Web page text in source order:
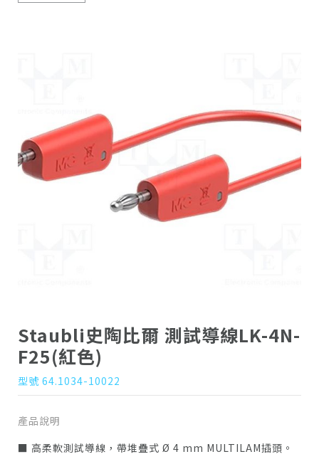
Staubli史陶比爾 測試導線LK-4N-
F25(紅色)
型號 64.1034-10022
產品說明
■ 高柔軟測試導線，帶堆疊式 Ø 4 mm MULTILAM插頭。